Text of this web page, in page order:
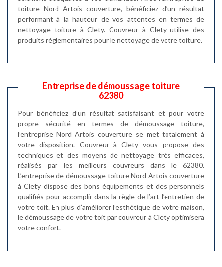
toiture Nord Artois couverture, bénéficiez d’un résultat
performant à la hauteur de vos attentes en termes de
nettoyage toiture à Clety. Couvreur à Clety utilise des
produits réglementaires pour le nettoyage de votre toiture.
Entreprise de démoussage toiture
62380
Pour bénéficiez d’un résultat satisfaisant et pour votre
propre sécurité en termes de démoussage toiture,
l’entreprise Nord Artois couverture se met totalement à
votre disposition. Couvreur à Clety vous propose des
techniques et des moyens de nettoyage très efficaces,
réalisés par les meilleurs couvreurs dans le 62380.
L’entreprise de démoussage toiture Nord Artois couverture
à Clety dispose des bons équipements et des personnels
qualifiés pour accomplir dans la règle de l’art l’entretien de
votre toit. En plus d’améliorer l’esthétique de votre maison,
le démoussage de votre toit par couvreur à Clety optimisera
votre confort.